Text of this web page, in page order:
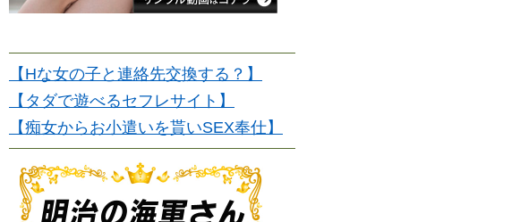
【Hな女の子と連絡先交換する？】
【タダで遊べるセフレサイト】
【痴女からお小遣いを貰いSEX奉仕】